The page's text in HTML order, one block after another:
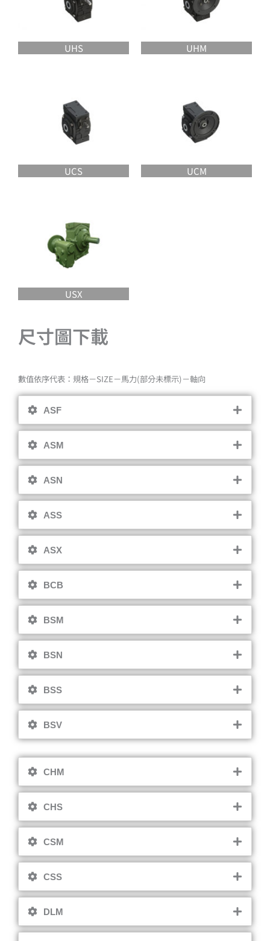
UHS UHM
UCS UCM
USX
尺寸圖下載
數值依序代表：規格－SIZE－馬力(部分未標示)－軸向
ASF
ASM
ASN
ASS
ASX
BCB
BSM
BSN
BSS
BSV
CHM
CHS
CSM
CSS
DLM